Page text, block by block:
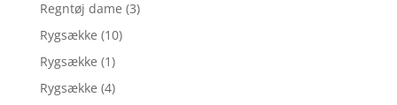
Regntøj dame (3)
Rygsække (10)
Rygsække (1)
Rygsække (4)